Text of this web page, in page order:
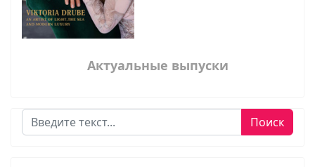
Актуальные выпуски
Поиск Поиск